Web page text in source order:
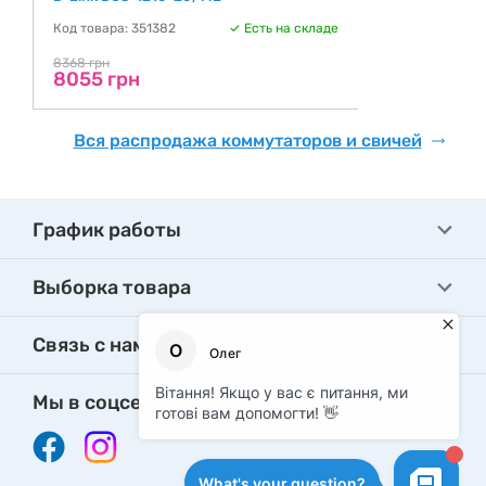
Код товара: 351382 Есть на складе
8368 грн
8055 грн
Вся распродажа коммутаторов и свичей
График работы
Выборка товара
Связь с нами
Мы в соцсетях